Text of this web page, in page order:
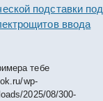
подставки под
ввода
тебе
wp-
2025/08/300-